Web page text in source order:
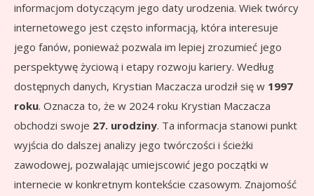
informacjom dotyczącym jego daty urodzenia. Wiek twórcy
internetowego jest często informacją, która interesuje
jego fanów, ponieważ pozwala im lepiej zrozumieć jego
perspektywę życiową i etapy rozwoju kariery. Według
dostępnych danych, Krystian Maczacza urodził się w 1997
roku. Oznacza to, że w 2024 roku Krystian Maczacza
obchodzi swoje 27. urodziny. Ta informacja stanowi punkt
wyjścia do dalszej analizy jego twórczości i ścieżki
zawodowej, pozwalając umiejscowić jego początki w
internecie w konkretnym kontekście czasowym. Znajomość